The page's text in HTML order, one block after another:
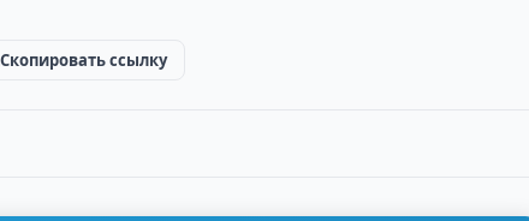
Скопировать ссылку